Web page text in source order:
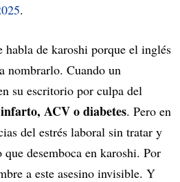
.
habla de karoshi porque el inglés
nombrarlo. Cuando un
su escritorio por culpa del
infarto, ACV o diabetes. Pero en
del estrés laboral sin tratar y
desemboca en karoshi. Por
a este asesino invisible. Y